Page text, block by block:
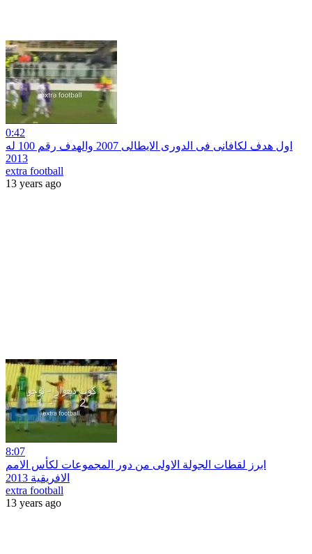
0:42
اول هدف لكافانى فى الدورى الايطالى 2007 والهدف رقم 100 له
2013
extra football
13 years ago
8:07
ابرز لقطات الجولة الاولى من دور المجموعات لكأس الامم
الافريقية 2013
extra football
13 years ago